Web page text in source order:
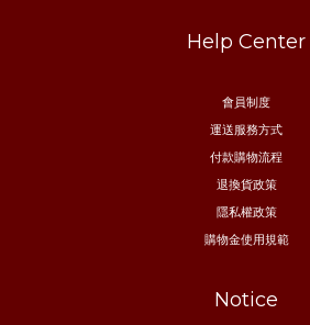
Help Center
會員制度
運送服務方式
付款購物流程
退換貨政策
隱私權政策
購物金使用規範
Notice